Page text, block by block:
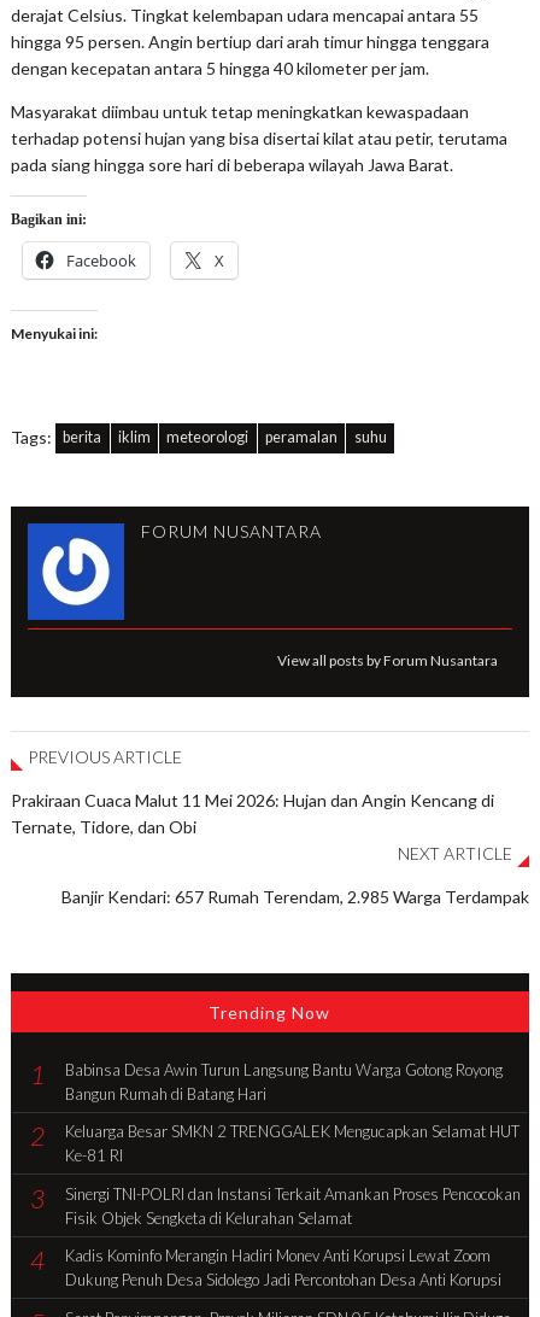
derajat Celsius. Tingkat kelembapan udara mencapai antara 55
hingga 95 persen. Angin bertiup dari arah timur hingga tenggara
dengan kecepatan antara 5 hingga 40 kilometer per jam.
Masyarakat diimbau untuk tetap meningkatkan kewaspadaan
terhadap potensi hujan yang bisa disertai kilat atau petir, terutama
pada siang hingga sore hari di beberapa wilayah Jawa Barat.
Bagikan ini:
Facebook X
Menyukai ini:
Tags: berita iklim meteorologi peramalan suhu
FORUM NUSANTARA
View all posts by Forum Nusantara
PREVIOUS ARTICLE
Prakiraan Cuaca Malut 11 Mei 2026: Hujan dan Angin Kencang di
Ternate, Tidore, dan Obi
NEXT ARTICLE
Banjir Kendari: 657 Rumah Terendam, 2.985 Warga Terdampak
Trending Now
1
Babinsa Desa Awin Turun Langsung Bantu Warga Gotong Royong
Bangun Rumah di Batang Hari
2
Keluarga Besar SMKN 2 TRENGGALEK Mengucapkan Selamat HUT
Ke-81 RI
3
Sinergi TNI-POLRI dan Instansi Terkait Amankan Proses Pencocokan
Fisik Objek Sengketa di Kelurahan Selamat
4
Kadis Kominfo Merangin Hadiri Monev Anti Korupsi Lewat Zoom
Dukung Penuh Desa Sidolego Jadi Percontohan Desa Anti Korupsi